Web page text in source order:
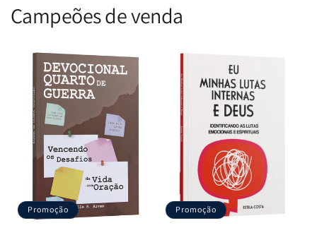
Campeões de venda
Promoção Promoção